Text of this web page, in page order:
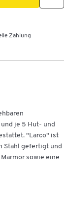
Zahlung
je 5 Hut- und
"Larco" ist
Stahl gefertigt und
sowie eine